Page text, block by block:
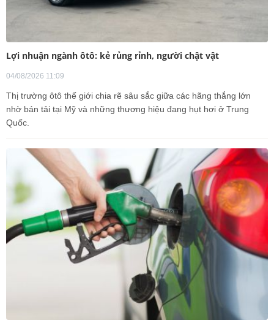
Lợi nhuận ngành ôtô: kẻ rủng rỉnh, người chật vật
04/08/2026 11:09
Thị trường ôtô thế giới chia rẽ sâu sắc giữa các hãng thắng lớn
nhờ bán tải tại Mỹ và những thương hiệu đang hụt hơi ở Trung
Quốc.